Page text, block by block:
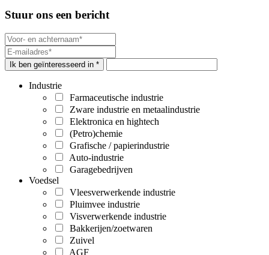
Stuur ons een bericht
Ik ben geïnteresseerd in *
Industrie
Farmaceutische industrie
Zware industrie en metaalindustrie
Elektronica en hightech
(Petro)chemie
Grafische / papierindustrie
Auto-industrie
Garagebedrijven
Voedsel
Vleesverwerkende industrie
Pluimvee industrie
Visverwerkende industrie
Bakkerijen/zoetwaren
Zuivel
AGF